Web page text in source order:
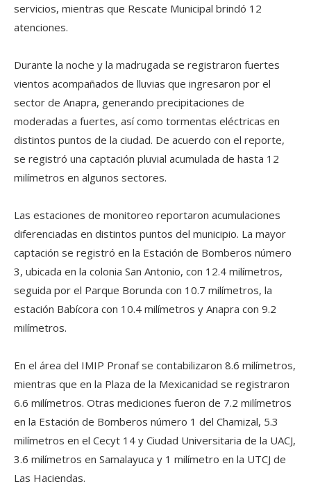
servicios, mientras que Rescate Municipal brindó 12
atenciones.
Durante la noche y la madrugada se registraron fuertes
vientos acompañados de lluvias que ingresaron por el
sector de Anapra, generando precipitaciones de
moderadas a fuertes, así como tormentas eléctricas en
distintos puntos de la ciudad. De acuerdo con el reporte,
se registró una captación pluvial acumulada de hasta 12
milímetros en algunos sectores.
Las estaciones de monitoreo reportaron acumulaciones
diferenciadas en distintos puntos del municipio. La mayor
captación se registró en la Estación de Bomberos número
3, ubicada en la colonia San Antonio, con 12.4 milímetros,
seguida por el Parque Borunda con 10.7 milímetros, la
estación Babícora con 10.4 milímetros y Anapra con 9.2
milímetros.
En el área del IMIP Pronaf se contabilizaron 8.6 milímetros,
mientras que en la Plaza de la Mexicanidad se registraron
6.6 milímetros. Otras mediciones fueron de 7.2 milímetros
en la Estación de Bomberos número 1 del Chamizal, 5.3
milímetros en el Cecyt 14 y Ciudad Universitaria de la UACJ,
3.6 milímetros en Samalayuca y 1 milímetro en la UTCJ de
Las Haciendas.